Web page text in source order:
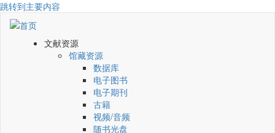
跳转到主要内容
文献资源
馆藏资源
数据库
电子图书
电子期刊
古籍
视频/音频
随书光盘